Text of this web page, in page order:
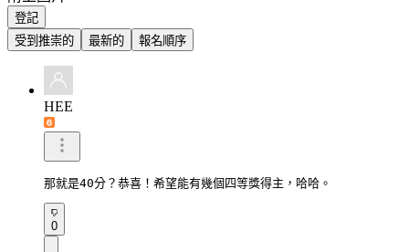
登記
受到推崇的
最新的 報名順序
HEE
那就是40分？恭喜！希望能有幾個四等獎得主，哈哈。
0